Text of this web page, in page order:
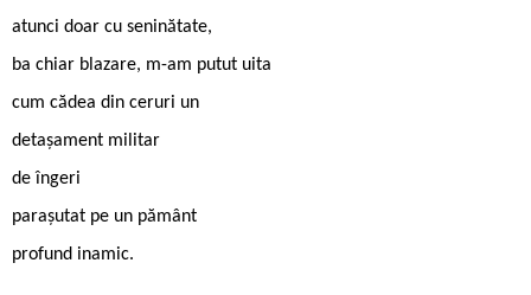
atunci doar cu seninătate,
ba chiar blazare, m-am putut uita
cum cădea din ceruri un
detașament militar
de îngeri
parașutat pe un pământ
profund inamic.